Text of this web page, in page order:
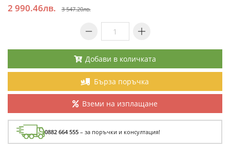
2 990.46лв. 3 547.20лв.
Добави в количката
Бърза поръчка
Вземи на изплащане
0882 664 555 – за поръчки и консултация!